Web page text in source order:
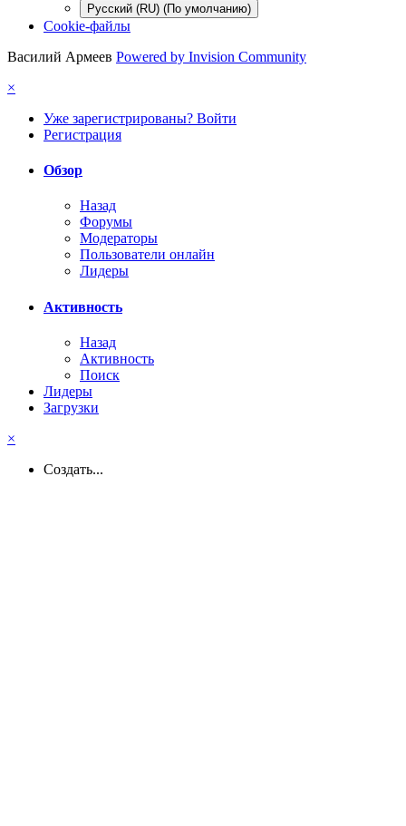
Русский (RU) (По умолчанию)
Cookie-файлы
Василий Армеев Powered by Invision Community
×
Уже зарегистрированы? Войти
Регистрация
Обзор
Назад
Форумы
Модераторы
Пользователи онлайн
Лидеры
Активность
Назад
Активность
Поиск
Лидеры
Загрузки
×
Создать...